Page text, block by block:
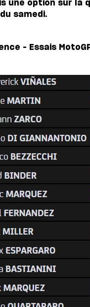
une option sur la
samedi.
– Essais